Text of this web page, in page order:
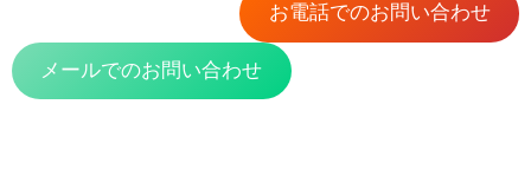
受講生の声
お電話でのお問い合わせ
メールでのお問い合わせ